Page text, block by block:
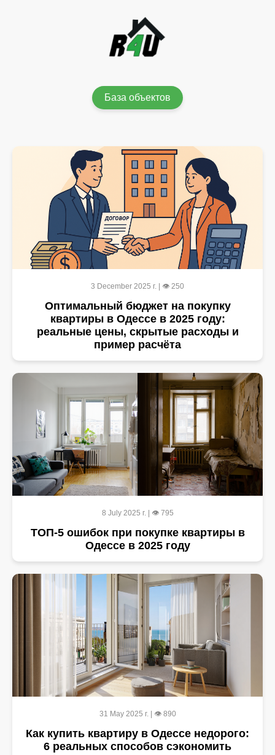
База объектов
3 December 2025 г. | 👁 250
Оптимальный бюджет на покупку
квартиры в Одессе в 2025 году:
реальные цены, скрытые расходы и
пример расчёта
8 July 2025 г. | 👁 795
ТОП-5 ошибок при покупке квартиры в
Одессе в 2025 году
31 May 2025 г. | 👁 890
Как купить квартиру в Одессе недорого:
6 реальных способов сэкономить